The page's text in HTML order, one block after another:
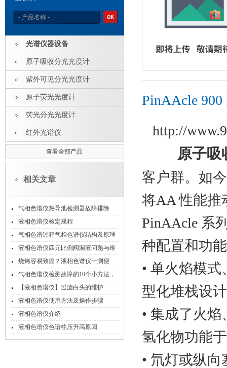
光谱仪器设备
原子吸收分光光度计
紫外可见分光光度计
原子荧光光度计
荧光分光光度计
红外光谱仪
查看全部产品
相关文章
气相色谱仪热导池检测器故障排除
液相色谱仪检定规程
气相色谱过程气相色谱仪结构及原理
液相色谱仪四元比例阀漏液问题与维
修
烧烤容易致癌？液相色谱仪一测便
知！
气相色谱仪检测故障的10个小方法，
你值得拥有。
【液相色谱仪】过滤白头的维护
液相色谱仪使用方法及操作步骤
液相色谱仪介绍
液相色谱仪色谱柱压升高原因
PinAAcle
http://
原子吸
客户群。如
将AA 性能推
PinAAcle 系
种配置和功
• 单火焰模
型化堆栈设
• 集成了火
氢化物功能
• 氘灯或纵